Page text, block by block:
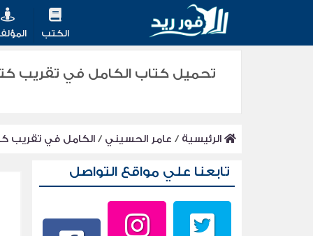
الكتب
الرئيسية / عامر الحسيني /الكامل في تقريب
تابعنا علي مواقع التواصل